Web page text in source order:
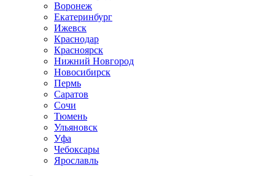
Воронеж
Екатеринбург
Ижевск
Краснодар
Красноярск
Нижний Новгород
Новосибирск
Пермь
Саратов
Сочи
Тюмень
Ульяновск
Уфа
Чебоксары
Ярославль